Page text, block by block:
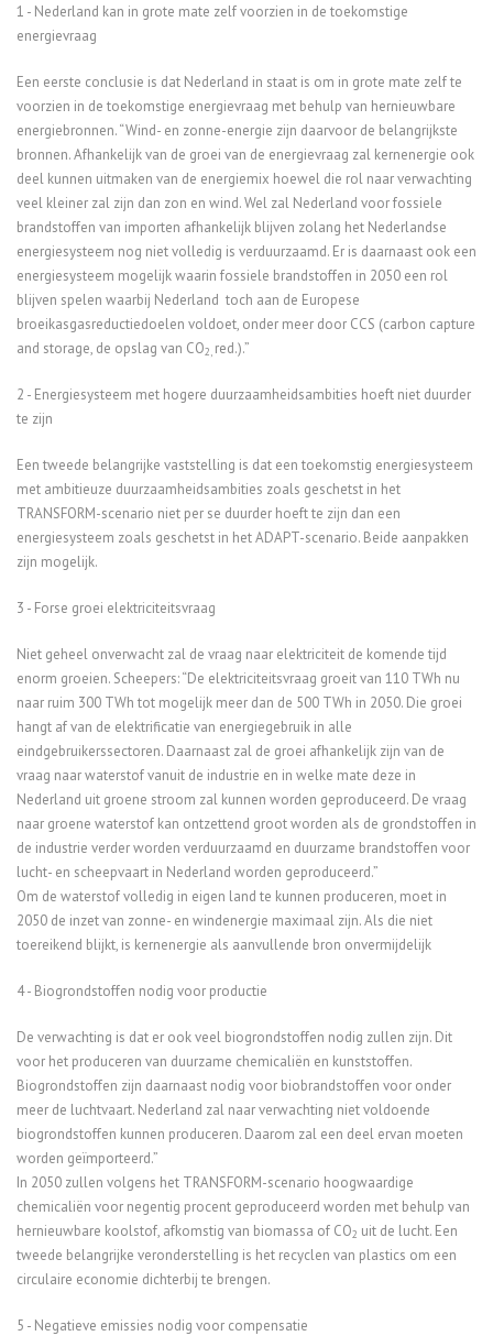
1 - Nederland kan in grote mate zelf voorzien in de toekomstige
energievraag
Een eerste conclusie is dat Nederland in staat is om in grote mate zelf te
voorzien in de toekomstige energievraag met behulp van hernieuwbare
energiebronnen. “Wind- en zonne-energie zijn daarvoor de belangrijkste
bronnen. Afhankelijk van de groei van de energievraag zal kernenergie ook
deel kunnen uitmaken van de energiemix hoewel die rol naar verwachting
veel kleiner zal zijn dan zon en wind. Wel zal Nederland voor fossiele
brandstoffen van importen afhankelijk blijven zolang het Nederlandse
energiesysteem nog niet volledig is verduurzaamd. Er is daarnaast ook een
energiesysteem mogelijk waarin fossiele brandstoffen in 2050 een rol
blijven spelen waarbij Nederland toch aan de Europese
broeikasgasreductiedoelen voldoet, onder meer door CCS (carbon capture
and storage, de opslag van CO2, red.).”
2 - Energiesysteem met hogere duurzaamheidsambities hoeft niet duurder
te zijn
Een tweede belangrijke vaststelling is dat een toekomstig energiesysteem
met ambitieuze duurzaamheidsambities zoals geschetst in het
TRANSFORM-scenario niet per se duurder hoeft te zijn dan een
energiesysteem zoals geschetst in het ADAPT-scenario. Beide aanpakken
zijn mogelijk.
3 - Forse groei elektriciteitsvraag
Niet geheel onverwacht zal de vraag naar elektriciteit de komende tijd
enorm groeien. Scheepers: “De elektriciteitsvraag groeit van 110 TWh nu
naar ruim 300 TWh tot mogelijk meer dan de 500 TWh in 2050. Die groei
hangt af van de elektrificatie van energiegebruik in alle
eindgebruikerssectoren. Daarnaast zal de groei afhankelijk zijn van de
vraag naar waterstof vanuit de industrie en in welke mate deze in
Nederland uit groene stroom zal kunnen worden geproduceerd. De vraag
naar groene waterstof kan ontzettend groot worden als de grondstoffen in
de industrie verder worden verduurzaamd en duurzame brandstoffen voor
lucht- en scheepvaart in Nederland worden geproduceerd.”
Om de waterstof volledig in eigen land te kunnen produceren, moet in
2050 de inzet van zonne- en windenergie maximaal zijn. Als die niet
toereikend blijkt, is kernenergie als aanvullende bron onvermijdelijk
4 - Biogrondstoffen nodig voor productie
De verwachting is dat er ook veel biogrondstoffen nodig zullen zijn. Dit
voor het produceren van duurzame chemicaliën en kunststoffen.
Biogrondstoffen zijn daarnaast nodig voor biobrandstoffen voor onder
meer de luchtvaart. Nederland zal naar verwachting niet voldoende
biogrondstoffen kunnen produceren. Daarom zal een deel ervan moeten
worden geïmporteerd.”
In 2050 zullen volgens het TRANSFORM-scenario hoogwaardige
chemicaliën voor negentig procent geproduceerd worden met behulp van
hernieuwbare koolstof, afkomstig van biomassa of CO2 uit de lucht. Een
tweede belangrijke veronderstelling is het recyclen van plastics om een
circulaire economie dichterbij te brengen.
5 - Negatieve emissies nodig voor compensatie